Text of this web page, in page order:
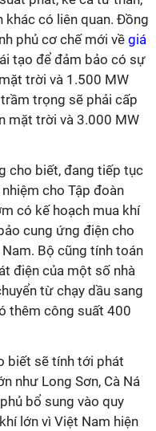
khác có liên quan. Đồng
phủ cơ chế mới về giá
tạo để đảm bảo có sự
trời và 1.500 MW
trọng sẽ phải cấp
mặt trời và 3.000 MW
cho biết, đang tiếp tục
cho Tập đoàn
có kế hoạch mua khí
cung ứng điện cho
Bộ cũng tính toán
điện của một số nhà
từ chạy dầu sang
thêm công suất 400
biết sẽ tính tới phát
như Long Sơn, Cà Ná
bổ sung vào quy
lớn vì Việt Nam hiện